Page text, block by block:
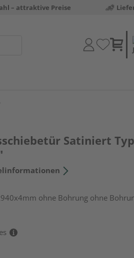
– attraktive Preise
Satiniert Typ
ohne Bohrung ohne